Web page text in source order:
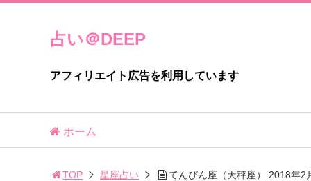
占い＠DEEP
アフィリエイト広告を利用しています
ホーム
TOP 星座占い てんびん座（天秤座） 2018年2